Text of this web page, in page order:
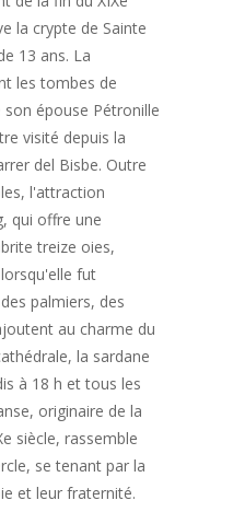
la crypte de Sainte
13 ans. La
les tombes de
épouse Pétronille
visité depuis la
del Bisbe. Outre
l'attraction
qui offre une
treize oies,
fut
palmiers, des
au charme du
la sardane
à 18 h et tous les
originaire de la
siècle, rassemble
se tenant par la
et leur fraternité.